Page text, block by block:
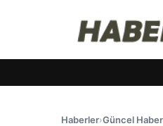
Haberler›Güncel